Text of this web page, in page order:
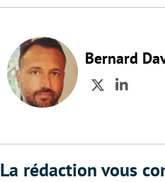
Bernard
Twitter
La rédaction vous